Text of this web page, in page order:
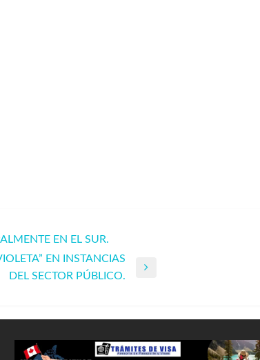
EN EL SUR.
EN INSTANCIAS
DEL SECTOR PÚBLICO.